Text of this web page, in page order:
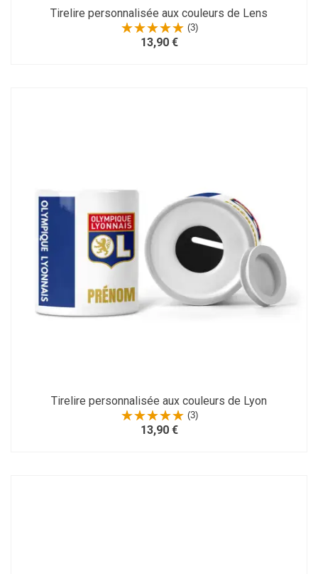
Tirelire personnalisée aux couleurs de Lens
(3)
13,90 €
Tirelire personnalisée aux couleurs de Lyon
(3)
13,90 €